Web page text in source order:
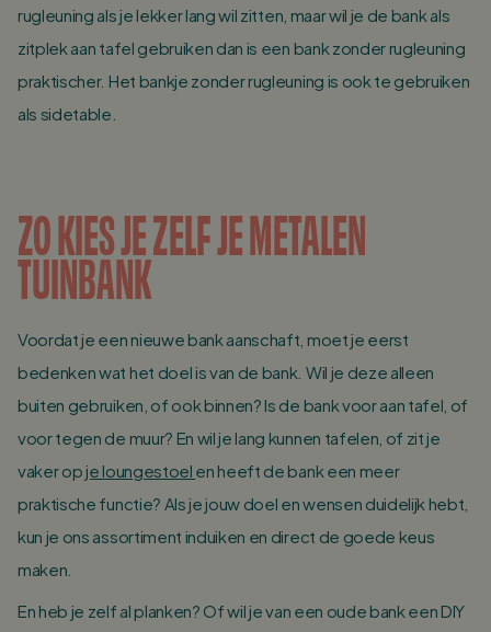
rugleuning als je lekker lang wil zitten, maar wil je de bank als
zitplek aan tafel gebruiken dan is een bank zonder rugleuning
praktischer. Het bankje zonder rugleuning is ook te gebruiken
als sidetable.
ZO KIES JE ZELF JE METALEN
TUINBANK
Voordat je een nieuwe bank aanschaft, moet je eerst
bedenken wat het doel is van de bank. Wil je deze alleen
buiten gebruiken, of ook binnen? Is de bank voor aan tafel, of
voor tegen de muur? En wil je lang kunnen tafelen, of zit je
vaker op je loungestoel en heeft de bank een meer
praktische functie? Als je jouw doel en wensen duidelijk hebt,
kun je ons assortiment induiken en direct de goede keus
maken.
En heb je zelf al planken? Of wil je van een oude bank een DIY